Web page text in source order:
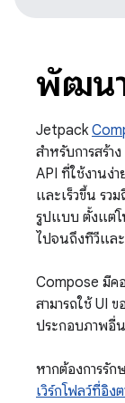
พัฒน
Jetpack
สำหรับการสร้า
API ที่ใช้งานง่
และเร็วขึ้น รว
รูปแบบ ตั้งแต่
ไปจนถึงทีวีแล
Compose มีค
สามารถใช้ UI
ประกอบภาพอื่
หากต้องการรั
เวิร์กโฟลว์ที่อิง